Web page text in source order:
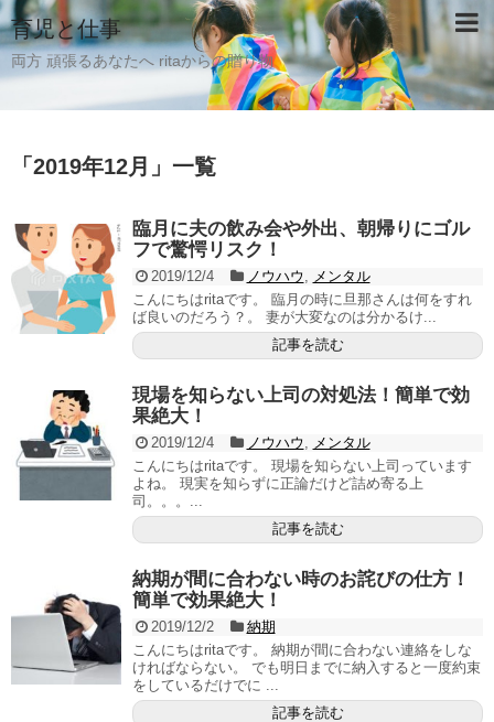
育児と仕事
両方 頑張るあなたへ ritaからの贈り物
「 2019年12月 」 一覧
臨月に夫の飲み会や外出、朝帰りにゴル
フで驚愕リスク！
2019/12/4 ノウハウ
メンタル
こんにちはritaです。 臨月の時に旦那さんは何をすれ
ば良いのだろう？。 妻が大変なのは分かるけ...
記事を読む
現場を知らない上司の対処法！簡単で効
果絶大！
2019/12/4 ノウハウ
メンタル
こんにちはritaです。 現場を知らない上司っています
よね。 現実を知らずに正論だけど詰め寄る上
司。。。...
記事を読む
納期が間に合わない時のお詫びの仕方！
簡単で効果絶大！
2019/12/2
納期
こんにちはritaです。 納期が間に合わない連絡をしな
ければならない。 でも明日までに納入すると一度約束
をしているだけでに ...
記事を読む